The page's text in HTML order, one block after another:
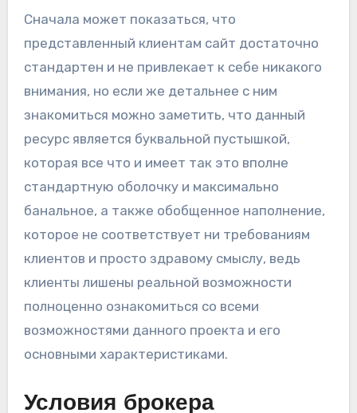
Сначала может показаться, что
представленный клиентам сайт достаточно
стандартен и не привлекает к себе никакого
внимания, но если же детальнее с ним
знакомиться можно заметить, что данный
ресурс является буквальной пустышкой,
которая все что и имеет так это вполне
стандартную оболочку и максимально
банальное, а также обобщенное наполнение,
которое не соответствует ни требованиям
клиентов и просто здравому смыслу, ведь
клиенты лишены реальной возможности
полноценно ознакомиться со всеми
возможностями данного проекта и его
основными характеристиками.
Условия брокера